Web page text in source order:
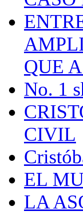
QUE
No. 1
CIVIL
EL
LA